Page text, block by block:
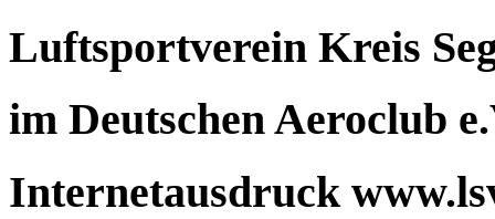
Luftsportverein Kreis
im Deutschen Aeroclub
Internetausdruck